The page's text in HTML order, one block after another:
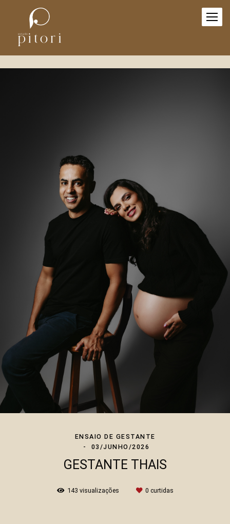
ENSAIO DE GESTANTE
03/JUNHO/2026
GESTANTE THAIS
143 visualizações 0 curtidas